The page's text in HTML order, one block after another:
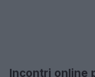
Incontri online